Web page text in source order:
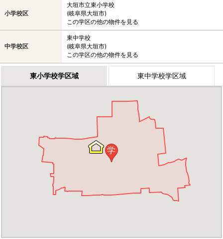
小学校区
大垣市立東小学校
(岐阜県大垣市)
この学区の他の物件を見る
中学校区
東中学校
(岐阜県大垣市)
この学区の他の物件を見る
東小学校学区域 東中学校学区域
学